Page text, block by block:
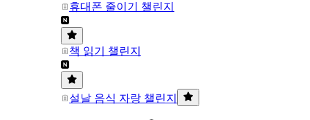
휴대폰 줄이기 챌린지
책 읽기 챌린지
설날 음식 자랑 챌린지